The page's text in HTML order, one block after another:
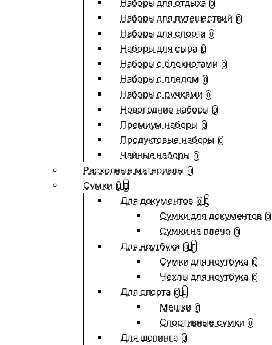
Наборы для отдыха 0
Наборы для путешествий 0
Наборы для спорта 0
Наборы для сыра 0
Наборы с блокнотами 0
Наборы с пледом 0
Наборы с ручками 0
Новогодние наборы 0
Премиум наборы 0
Продуктовые наборы 0
Чайные наборы 0
Расходные материалы 0
Сумки 0
Для документов 0
Сумки для документов 0
Сумки на плечо 0
Для ноутбука 0
Сумки для ноутбука 0
Чехлы для ноутбука 0
Для спорта 0
Мешки 0
Спортивные сумки 0
Для шопинга 0